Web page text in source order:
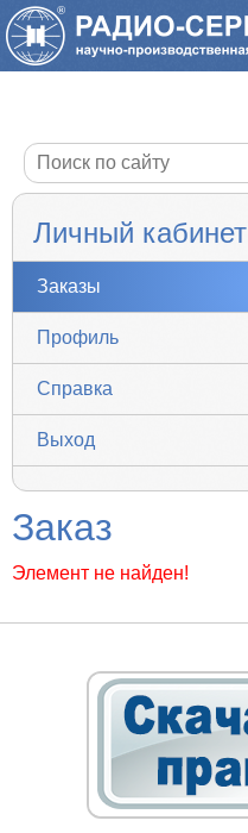
Личный кабинет
Заказы
Профиль
Справка
Выход
Заказ
Элемент не найден!